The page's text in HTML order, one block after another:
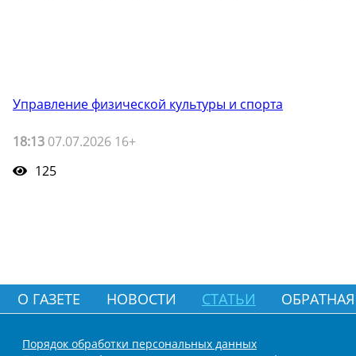
Управление физической культуры и спорта
18:13 07.07.2026 16+
125
О ГАЗЕТЕ НОВОСТИ СТАТЬИ
Порядок обработки персональных данных